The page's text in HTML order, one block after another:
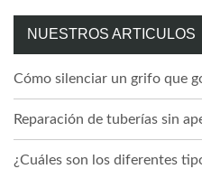
NUESTROS ARTICULOS
Cómo silenciar un grifo que
Reparación de tuberías sin
¿Cuáles son los diferentes